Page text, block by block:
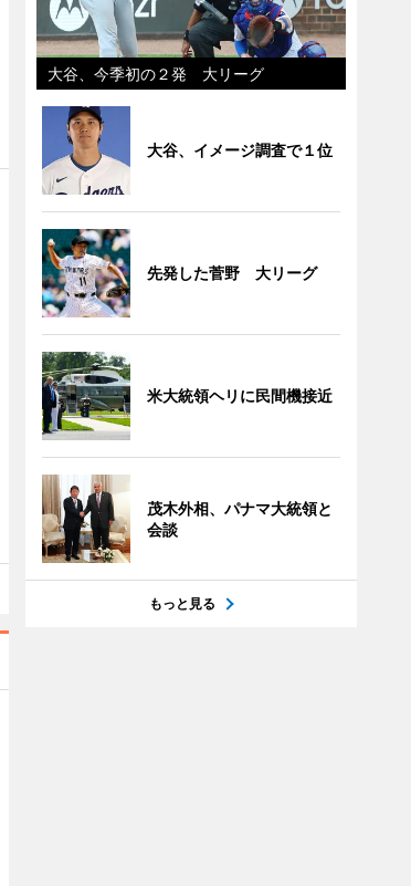
大谷、今季初の２発 大リーグ
大谷、イメージ調査で１位
先発した菅野 大リーグ
米大統領ヘリに民間機接近
茂木外相、パナマ大統領と
会談
もっと見る